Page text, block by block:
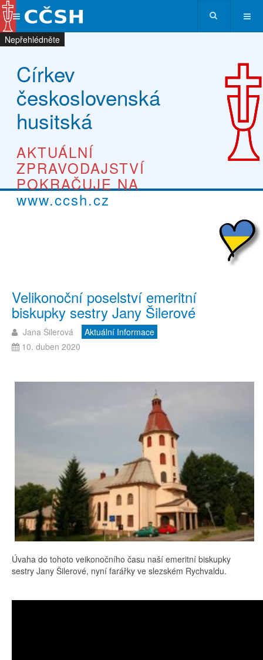
Církev
československá
husitská
AKTUÁLNÍ
ZPRAVODAJSTVÍ
POKRAČUJE NA
www.ccsh.cz
Velikonoční poselství emeritní
biskupky sestry Jany Šilerové
Jana Šilerová
Aktuální Informace
10. duben 2020
Úvaha do tohoto veikonočního času naší emeritní biskupky
sestry Jany Šilerové, nyní farářky ve slezském Rychvaldu.
Nepřehlédněte
Nepřehlédněte
Nepřehlédněte
Nepřehlédněte